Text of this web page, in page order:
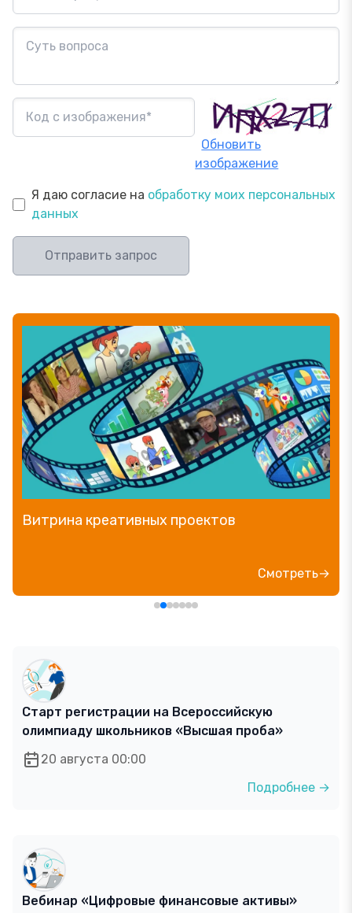
Обновить
изображение
Я даю согласие на обработку моих персональных
данных
Отправить запрос
Витрина креативных проектов
Смотреть→
Старт регистрации на Всероссийскую
олимпиаду школьников «Высшая проба»
20 августа 00:00
Подробнее →
Вебинар «Цифровые финансовые активы»